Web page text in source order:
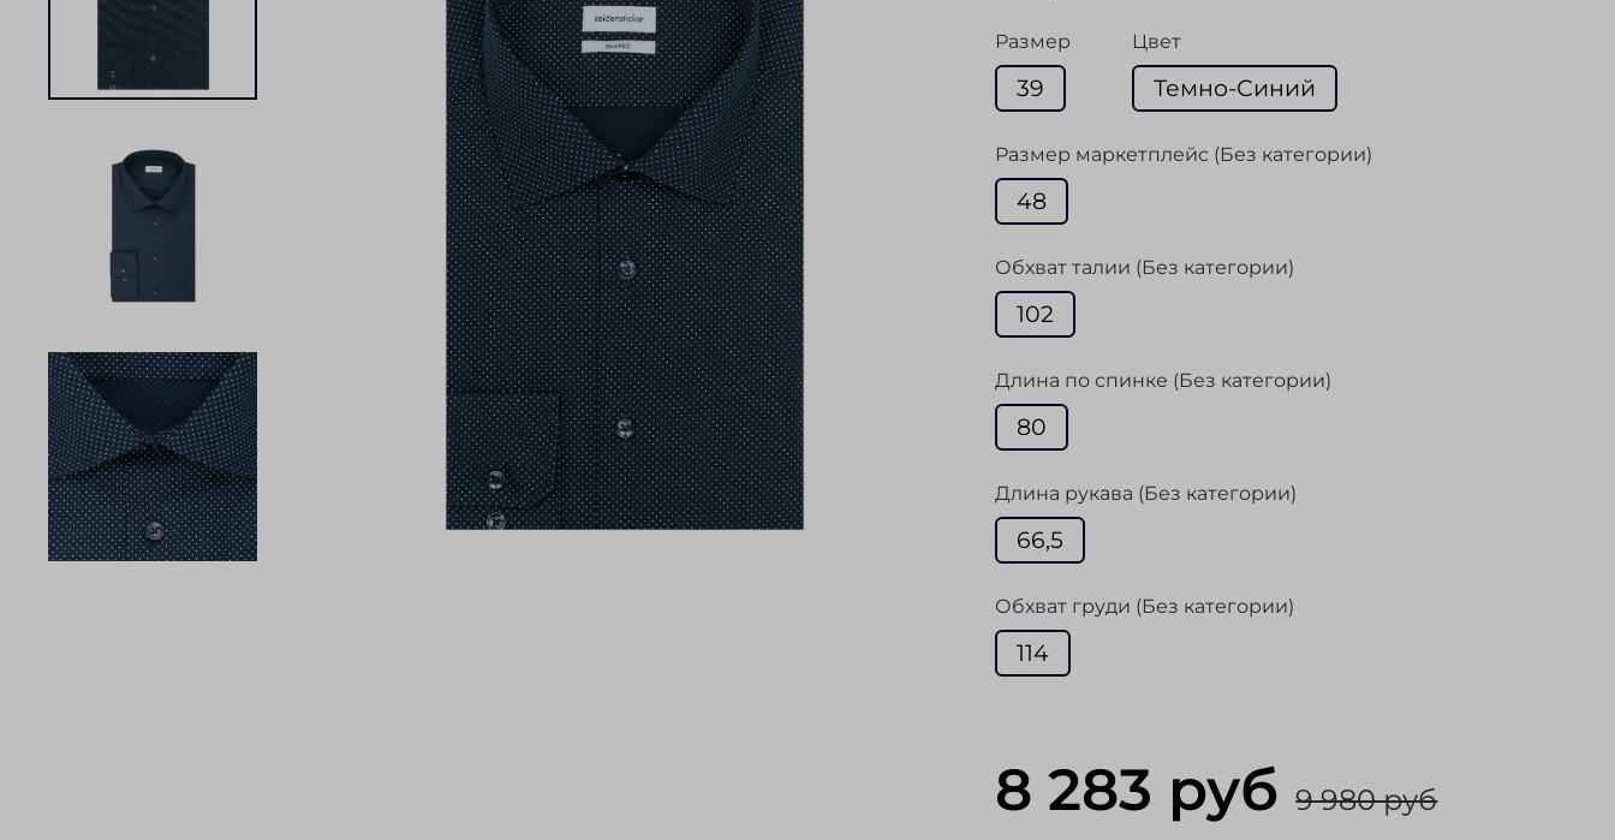
Размер
39
Цвет
Темно-Синий
Размер маркетплейс (Без категории)
48
Обхват талии (Без категории)
102
Длина по спинке (Без категории)
80
Длина рукава (Без категории)
66,5
Обхват груди (Без категории)
114
8 283 руб 9 980 руб